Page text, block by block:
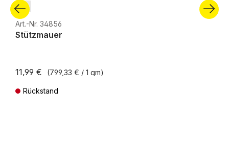
N
Art.-Nr. 34856
Stützmauer
11,99 € (799,33 € / 1 qm)
Rückstand